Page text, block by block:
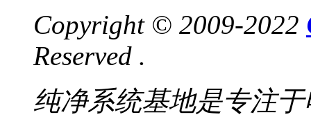
Copyright © 2009-2022
Reserved .
纯净系统基地是专注